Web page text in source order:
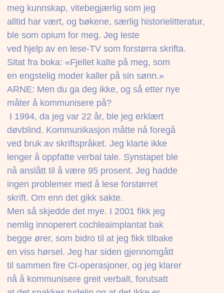
meg kunnskap, vitebegjærlig som jeg
alltid har vært, og bøkene, særlig historielitteratur,
ble som opium for meg. Jeg leste
ved hjelp av en lese-TV som forstørra skrifta.
Sitat fra boka: «Fjellet kalte på meg, som
en engstelig moder kaller på sin sønn.»
ARNE: Men du ga deg ikke, og så etter nye
måter å kommunisere på?
 I 1994, da jeg var 22 år, ble jeg erklært
døvblind. Kommunikasjon måtte nå foregå
ved bruk av skriftspråket. Jeg klarte ikke
lenger å oppfatte verbal tale. Synstapet ble
nå anslått til å være 95 prosent. Jeg hadde
ingen problemer med å lese forstørret
skrift. Om enn det gikk sakte.
Men så skjedde det mye. I 2001 fikk jeg
nemlig innoperert cochleaimplantat bak
begge ører, som bidro til at jeg fikk tilbake
en viss hørsel. Jeg har siden gjennomgått
til sammen fire CI-operasjoner, og jeg klarer
nå å kommunisere greit verbalt, forutsatt